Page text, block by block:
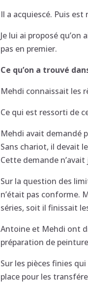
Il a acquiescé. Puis
Je lui ai proposé
pas en premier.
Ce qu’on a trouvé
Mehdi connaissait les
Ce qui est ressorti de
Mehdi avait demandé
Sans chariot, il devait
Cette demande
Sur la question des
n’était pas conforme.
séries, soit il finissait
Antoine et Mehdi ont
préparation de
Sur les pièces finies
place pour les